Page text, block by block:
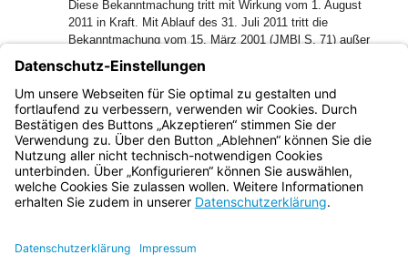
Diese Bekanntmachung tritt mit Wirkung vom 1. August
2011 in Kraft. Mit Ablauf des 31. Juli 2011 tritt die
Bekanntmachung vom 15. März 2001 (JMBl S. 71) außer
Kraft.
Bayern.de
BayernPortal
Datenschutz
Impressum
Hilfe